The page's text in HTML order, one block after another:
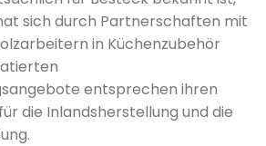
sich durch Partnerschaften mit
in Küchenzubehör
entsprechen ihren
die Inlandsherstellung und die